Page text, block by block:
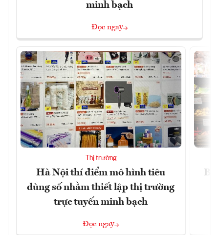
minh bạch
Đọc ngay
Thị trường
Hà Nội thí điểm mô hình tiêu
dùng số nhằm thiết lập thị trường
trực tuyến minh bạch
Đọc ngay